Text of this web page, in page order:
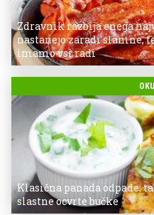
Zdravnik razbija enega
nastanejo zaradi slanine,
imamo vsi radi
Klasična panada odpade:
slastne ocvrte bučke